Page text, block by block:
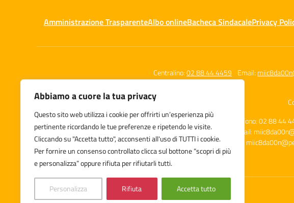
Abbiamo a cuore la tua privacy
Questo sito web utilizza i cookie per offrirti un’esperienza più
pertinente ricordando le tue preferenze e ripetendo le visite.
Cliccando su "Accetta tutto", acconsenti all'uso di TUTTI i cookie.
Per fornire un consenso controllato clicca sul bottone “scopri di più
e personalizza” oppure rifiuta per rifiutarli tutti.
Personalizza Rifiuta Accetta tutto
Amministrazione TrasparenteAlbo onlineBacheca SindacalePrivacy
Centralino:02 88 44 4459 Email:
Istituto Comprensivo Statale
Leone Tolstoj
Via Zuara 7/9, Milano
Telefono: 02 88 44
E-mail:
PEC: